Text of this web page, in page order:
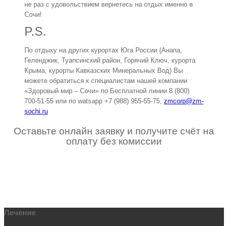
не раз с удовольствием вернетесь на отдых именно в
Сочи!
P.S.
По отдыху на других курортах Юга России (Анапа,
Геленджик, Туапсинский район, Горячий Ключ, курорта
Крыма, курорты Кавказских Минеральных Вод) Вы
можете обратиться к специалистам нашей компании
«Здоровый мир – Сочи» по Бесплатной линии 8 (800)
700-51-55 или по watsapp +7 (988) 955-55-75, zmcorp@zm-
sochi.ru
Оставьте онлайн заявку и получите счёт на
оплату без комиссии
Лечение